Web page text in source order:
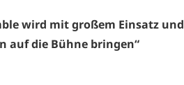
wird mit großem Einsatz und
auf die Bühne bringen“